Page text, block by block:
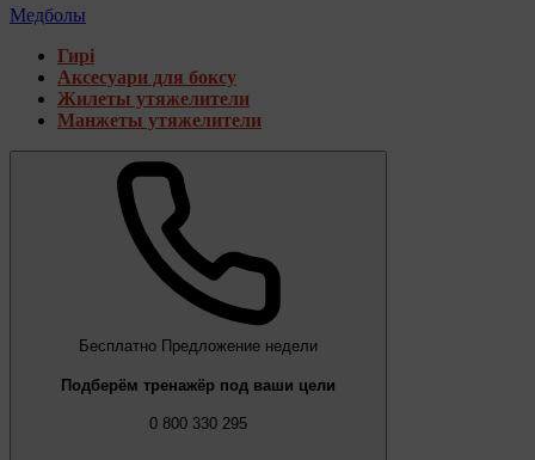
Медболы
Гирі
Аксесуари для боксу
Жилеты утяжелители
Манжеты утяжелители
Бесплатно Предложение недели
Подберём тренажёр под ваши цели
0 800 330 295